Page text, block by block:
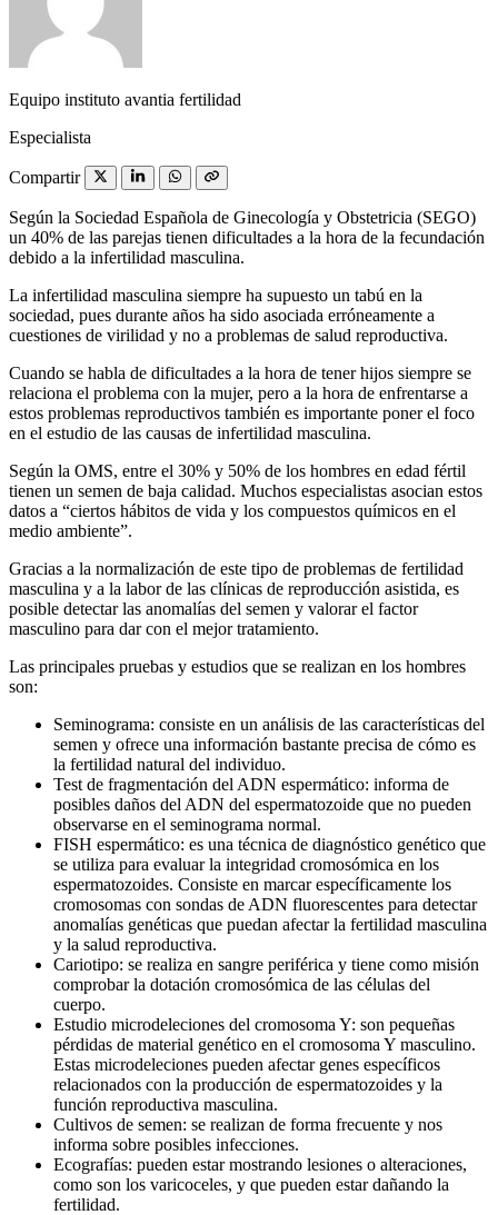
Equipo instituto avantia fertilidad
Especialista
Compartir
Según la Sociedad Española de Ginecología y Obstetricia (SEGO)
un 40% de las parejas tienen dificultades a la hora de la fecundación
debido a la infertilidad masculina.
La infertilidad masculina siempre ha supuesto un tabú en la
sociedad, pues durante años ha sido asociada erróneamente a
cuestiones de virilidad y no a problemas de salud reproductiva.
Cuando se habla de dificultades a la hora de tener hijos siempre se
relaciona el problema con la mujer, pero a la hora de enfrentarse a
estos problemas reproductivos también es importante poner el foco
en el estudio de las causas de infertilidad masculina.
Según la OMS, entre el 30% y 50% de los hombres en edad fértil
tienen un semen de baja calidad. Muchos especialistas asocian estos
datos a “ciertos hábitos de vida y los compuestos químicos en el
medio ambiente”.
Gracias a la normalización de este tipo de problemas de fertilidad
masculina y a la labor de las clínicas de reproducción asistida, es
posible detectar las anomalías del semen y valorar el factor
masculino para dar con el mejor tratamiento.
Las principales pruebas y estudios que se realizan en los hombres
son:
Seminograma: consiste en un análisis de las características del
semen y ofrece una información bastante precisa de cómo es
la fertilidad natural del individuo.
Test de fragmentación del ADN espermático: informa de
posibles daños del ADN del espermatozoide que no pueden
observarse en el seminograma normal.
FISH espermático: es una técnica de diagnóstico genético que
se utiliza para evaluar la integridad cromosómica en los
espermatozoides. Consiste en marcar específicamente los
cromosomas con sondas de ADN fluorescentes para detectar
anomalías genéticas que puedan afectar la fertilidad masculina
y la salud reproductiva.
Cariotipo: se realiza en sangre periférica y tiene como misión
comprobar la dotación cromosómica de las células del
cuerpo.
Estudio microdeleciones del cromosoma Y: son pequeñas
pérdidas de material genético en el cromosoma Y masculino.
Estas microdeleciones pueden afectar genes específicos
relacionados con la producción de espermatozoides y la
función reproductiva masculina.
Cultivos de semen: se realizan de forma frecuente y nos
informa sobre posibles infecciones.
Ecografías: pueden estar mostrando lesiones o alteraciones,
como son los varicoceles, y que pueden estar dañando la
fertilidad.